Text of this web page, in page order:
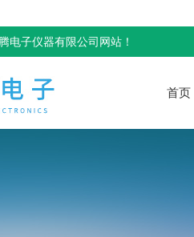
电子仪器有限公司网站！
首页